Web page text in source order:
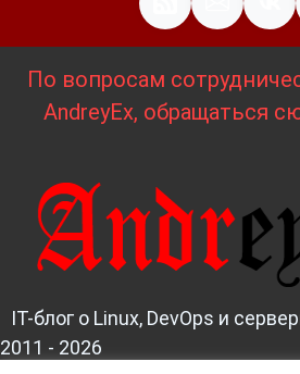
По вопросам
AndreyEx, обращаться
IT-блог о Linux, DevOps и
2011 - 2026